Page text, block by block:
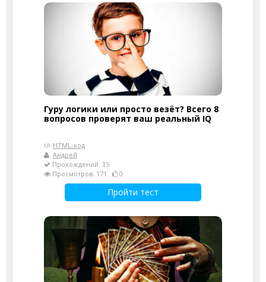
Гуру логики или просто везёт? Всего 8
вопросов проверят ваш реальный IQ
HTML-код
Андрей
Прохождений: 35
Просмотров: 171
0
Пройти тест